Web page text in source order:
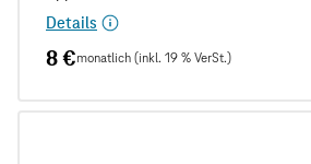
Details
8 €monatlich (inkl. 19 % VerSt.)